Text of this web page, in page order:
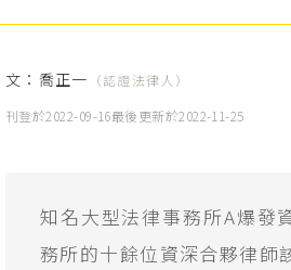
文： 喬正一 （認證法律人）
刊登於2022-09-16最後更新於2022-11-25
知名大型法律事務所A爆發
務所的十餘位資深合夥律師